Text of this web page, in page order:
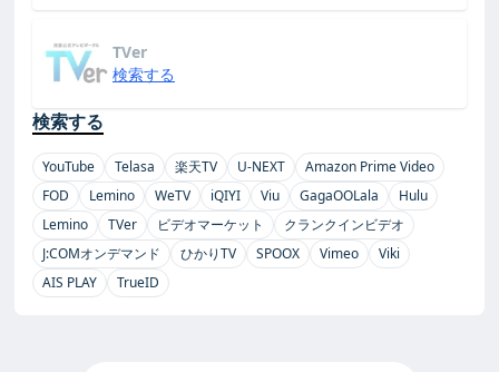
TVer
検索する
検索する
YouTube Telasa 楽天TV U-NEXT
Amazon Prime Video
FOD
Lemino WeTV iQIYI Viu GagaOOLala
Hulu
Lemino
TVer ビデオマーケット
クランクインビデオ
J:COMオンデマンド
ひかりTV SPOOX Vimeo
Viki
AIS PLAY
TrueID